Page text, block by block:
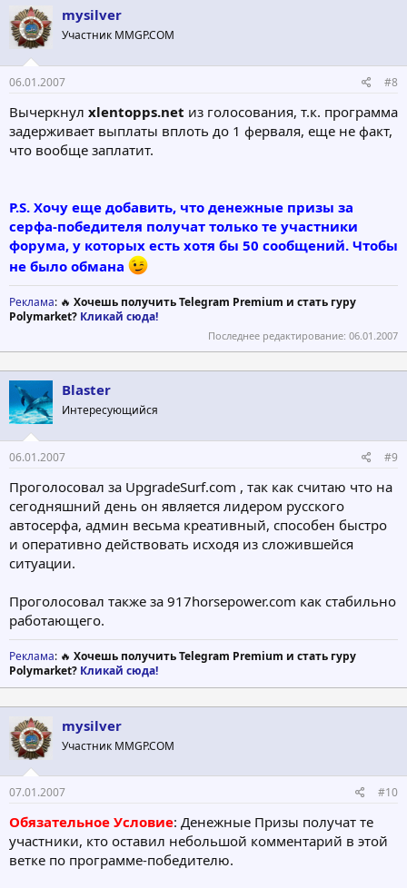
mysilver
Участник MMGP.COM
06.01.2007 #8
Вычеркнул xlentopps.net из голосования, т.к. программа
задерживает выплаты вплоть до 1 ферваля, еще не факт,
что вообще заплатит.
P.S. Хочу еще добавить, что денежные призы за
серфа-победителя получат только те участники
форума, у которых есть хотя бы 50 сообщений. Чтобы
не было обмана
Реклама: 🔥 Хочешь получить Telegram Premium и стать гуру
Polymarket? Кликай сюда!
Последнее редактирование: 06.01.2007
Blaster
Интересующийся
06.01.2007 #9
Проголосовал за UpgradeSurf.com , так как считаю что на
сегодняшний день он является лидером русского
автосерфа, админ весьма креативный, способен быстро
и оперативно действовать исходя из сложившейся
ситуации.
Проголосовал также за 917horsepower.com как стабильно
работающего.
Реклама: 🔥 Хочешь получить Telegram Premium и стать гуру
Polymarket? Кликай сюда!
mysilver
Участник MMGP.COM
07.01.2007 #10
Обязательное Условие: Денежные Призы получат те
участники, кто оставил небольшой комментарий в этой
ветке по программе-победителю.